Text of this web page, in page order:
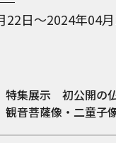
22日～2024年04
特集展示 初公開の
観音菩薩像・二童子